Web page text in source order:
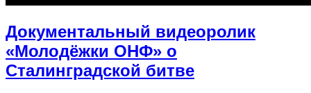
Документальный видеоролик
«Молодёжки ОНФ» о
Сталинградской битве